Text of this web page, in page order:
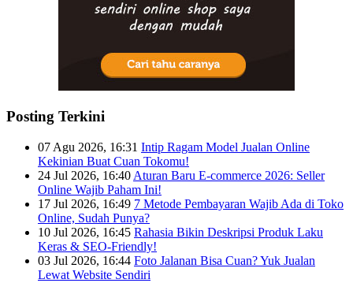
Posting Terkini
07 Agu 2026, 16:31 Intip Ragam Model Jualan Online
Kekinian Buat Cuan Tokomu!
24 Jul 2026, 16:40 Aturan Baru E-commerce 2026: Seller
Online Wajib Paham Ini!
17 Jul 2026, 16:49 7 Metode Pembayaran Wajib Ada di Toko
Online, Sudah Punya?
10 Jul 2026, 16:45 Rahasia Bikin Deskripsi Produk Laku
Keras & SEO-Friendly!
03 Jul 2026, 16:44 Foto Jalanan Bisa Cuan? Yuk Jualan
Lewat Website Sendiri